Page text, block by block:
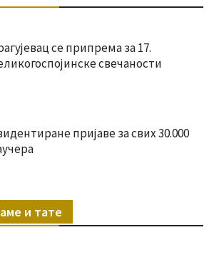
се припрема за 17.
свечаности
пријаве за свих 30.000
и тате